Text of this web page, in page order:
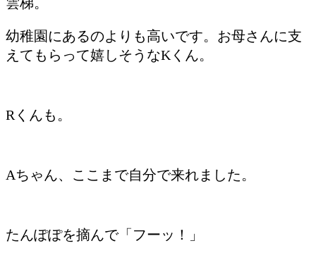
幼稚園にあるのよりも高いです。お母さんに支
えてもらって嬉しそうなKくん。
Rくんも。
Aちゃん、ここまで自分で来れました。
たんぽぽを摘んで「フーッ！」